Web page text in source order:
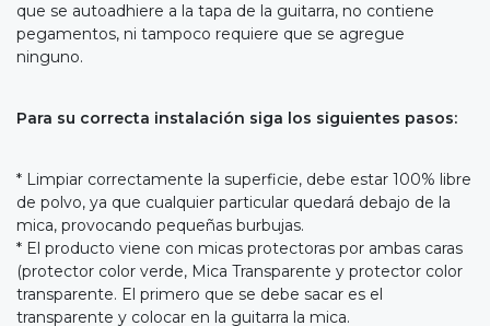
que se autoadhiere a la tapa de la guitarra, no contiene
pegamentos, ni tampoco requiere que se agregue
ninguno.
Para su correcta instalación siga los siguientes pasos:
* Limpiar correctamente la superficie, debe estar 100% libre
de polvo, ya que cualquier particular quedará debajo de la
mica, provocando pequeñas burbujas.
* El producto viene con micas protectoras por ambas caras
(protector color verde, Mica Transparente y protector color
transparente. El primero que se debe sacar es el
transparente y colocar en la guitarra la mica.